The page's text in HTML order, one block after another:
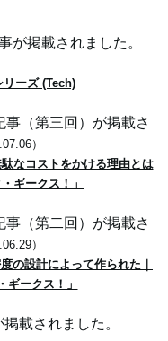
が掲載されました。
ーズ (Tech)
（第三回）が掲載さ
）
なコストをかける理由とは
ギークス！」
（第二回）が掲載さ
）
の設計によって作られた｜
ギークス！」
載されました。